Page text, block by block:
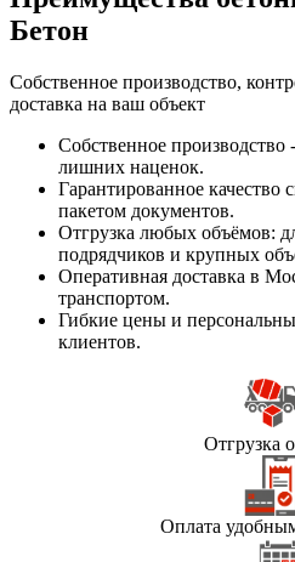
Бетон
Собственное производство,
доставка на ваш объект
Собственное производство
лишних наценок.
Гарантированное
пакетом документов.
Отгрузка любых объёмов:
подрядчиков и крупных
Оперативная доставка в
транспортом.
Гибкие цены и
клиентов.
Отгрузка
Оплата